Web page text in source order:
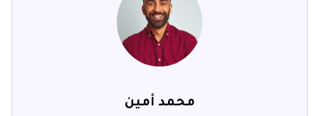
محمد أمين